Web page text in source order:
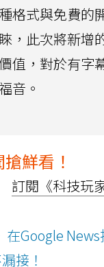
格式與免費的
，此次將新增
值，對於有字
音。
鮮看！
訂閱《科技玩
在Google
接！